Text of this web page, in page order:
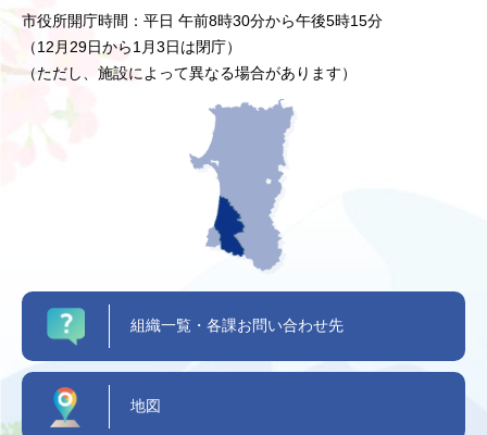
市役所開庁時間：平日 午前8時30分から午後5時15分
（12月29日から1月3日は閉庁）
（ただし、施設によって異なる場合があります）
組織一覧・各課お問い合わせ先
地図